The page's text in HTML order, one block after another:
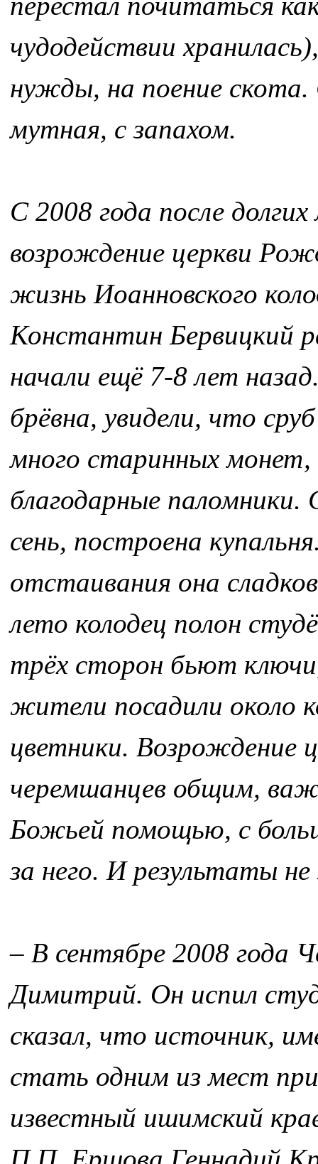
чудодействии
нужды, на поение скота.
мутная, с запахом.
С 2008 года после
возрождение церкви
жизнь Иоанновского
Константин Бервицкий
начали ещё 7-8 лет
брёвна, увидели, что
много старинных монет,
благодарные паломники.
сень, построена
отстаивания она
лето колодец полон
трёх сторон бьют
жители посадили около
цветники. Возрождение
черемшанцев общим,
Божьей помощью, с
за него. И результаты не
– В сентябре 2008 года
Димитрий. Он испил
сказал, что источник,
стать одним из мест
известный ишимский